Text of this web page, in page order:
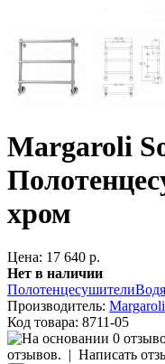
Margaroli
хром
Цена: 17 640 р.
Нет в наличии
Полотенцесушители
Производитель: Margaroli
Код товара: 8711-05
отзывов. | Написать